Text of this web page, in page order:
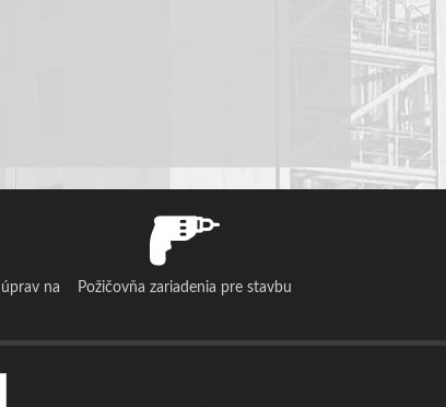
na
Požičovňa zariadenia pre stavbu